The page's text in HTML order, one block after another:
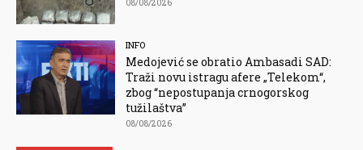
08/08/2026
INFO
Medojević se obratio Ambasadi SAD:
Traži novu istragu afere „Telekom“,
zbog “nepostupanja crnogorskog
tužilaštva”
08/08/2026